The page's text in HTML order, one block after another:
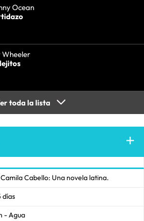
Ocean
Wheeler
toda la lista
Cabello: Una novela latina.
días
- Agua